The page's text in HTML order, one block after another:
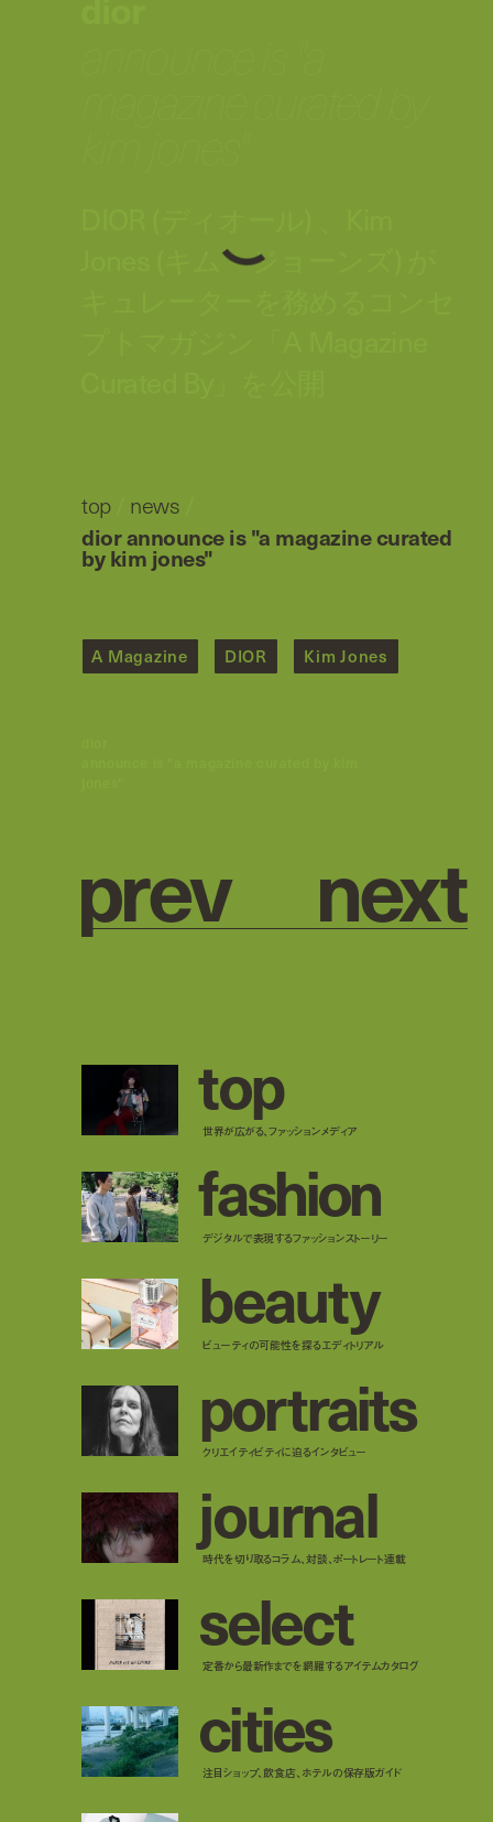
Jones (キム・ジョーンズ) が
top/ news
dior announce is "a magazine curated
by kim jones"
A Magazine DIOR Kim Jones
prev next
top
世界が広がる、ファッションメディア
fashion
デジタルで表現するファッションストーリー
beauty
ビューティの可能性を探るエディトリアル
portraits
クリエイティビティに迫るインタビュー
journal
時代を切り取るコラム、対談、ポートレート連載
select
定番から最新作までを網羅するアイテムカタログ
cities
注目ショップ、飲食店、ホテルの保存版ガイド